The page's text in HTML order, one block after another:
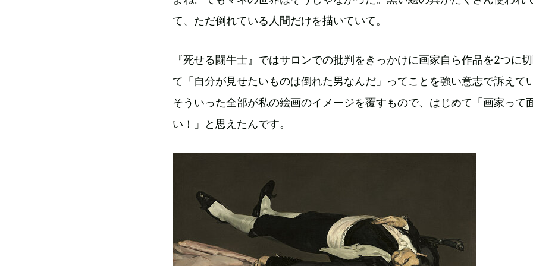
て、ただ倒れている人間だけを描いていて。
『死せる闘牛士』ではサロンでの批判をきっかけに画家自ら作品を2つに
て「自分が見せたいものは倒れた男なんだ」ってことを強い意志で訴えて
そういった全部が私の絵画のイメージを覆すもので、はじめて「画家って
い！」と思えたんです。